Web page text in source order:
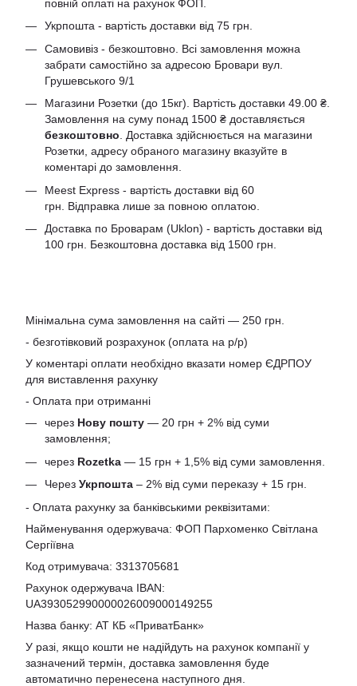
повній оплаті на рахунок ФОП.
Укрпошта - вартість доставки від 75 грн.
Самовивіз - безкоштовно. Всі замовлення можна
забрати самостійно за адресою Бровари вул.
Грушевського 9/1
Магазини Розетки (до 15кг). Вартість доставки 49.00 ₴.
Замовлення на суму понад 1500 ₴ доставляється
безкоштовно . Доставка здійснюється на магазини
Розетки, адресу обраного магазину вказуйте в
коментарі до замовлення.
Meest Express - вартість доставки від 60
грн. Відправка лише за повною оплатою.
Доставка по Броварам (Uklon) - вартість доставки від
100 грн. Безкоштовна доставка від 1500 грн.
Мінімальна сума замовлення на сайті — 250 грн.
- безготівковий розрахунок (оплата на р/р)
У коментарі оплати необхідно вказати номер ЄДРПОУ
для виставлення рахунку
- Оплата при отриманні
через Нову пошту — 20 грн + 2% від суми
замовлення;
через Rozetka — 15 грн + 1,5% від суми замовлення.
Через Укрпошта – 2% від суми переказу + 15 грн.
- Оплата рахунку за банківськими реквізитами:
Найменування одержувача: ФОП Пархоменко Світлана
Сергіївна
Код отримувача: 3313705681
Рахунок одержувача IBAN:
UA393052990000026009000149255
Назва банку: АТ КБ «ПриватБанк»
У разі, якщо кошти не надійдуть на рахунок компанії у
зазначений термін, доставка замовлення буде
автоматично перенесена наступного дня.